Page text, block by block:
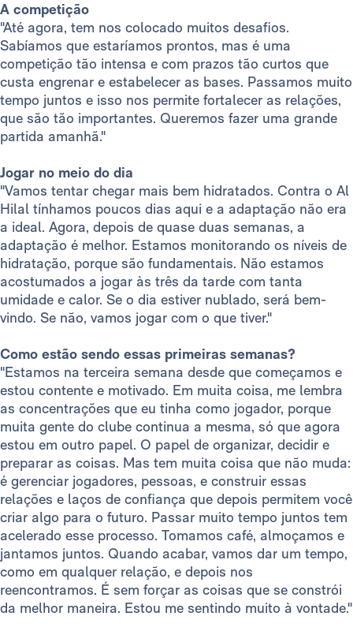
A competição
"Até agora, tem nos colocado muitos desafios.
Sabíamos que estaríamos prontos, mas é uma
competição tão intensa e com prazos tão curtos que
custa engrenar e estabelecer as bases. Passamos muito
tempo juntos e isso nos permite fortalecer as relações,
que são tão importantes. Queremos fazer uma grande
partida amanhã."
Jogar no meio do dia
"Vamos tentar chegar mais bem hidratados. Contra o Al
Hilal tínhamos poucos dias aqui e a adaptação não era
a ideal. Agora, depois de quase duas semanas, a
adaptação é melhor. Estamos monitorando os níveis de
hidratação, porque são fundamentais. Não estamos
acostumados a jogar às três da tarde com tanta
umidade e calor. Se o dia estiver nublado, será bem-
vindo. Se não, vamos jogar com o que tiver."
Como estão sendo essas primeiras semanas?
"Estamos na terceira semana desde que começamos e
estou contente e motivado. Em muita coisa, me lembra
as concentrações que eu tinha como jogador, porque
muita gente do clube continua a mesma, só que agora
estou em outro papel. O papel de organizar, decidir e
preparar as coisas. Mas tem muita coisa que não muda:
é gerenciar jogadores, pessoas, e construir essas
relações e laços de confiança que depois permitem você
criar algo para o futuro. Passar muito tempo juntos tem
acelerado esse processo. Tomamos café, almoçamos e
jantamos juntos. Quando acabar, vamos dar um tempo,
como em qualquer relação, e depois nos
reencontramos. É sem forçar as coisas que se constrói
da melhor maneira. Estou me sentindo muito à vontade."